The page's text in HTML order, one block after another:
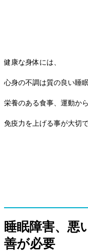
健康な身体には、
心身の不調は質の良い睡
栄養のある食事、運動から
免疫力を上げる事が大切で
睡眠障害、悪
善が必要